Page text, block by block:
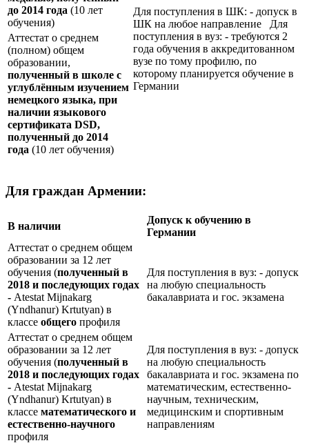
до 2014 года (10 лет
обучения)
Для поступления в ШК: - допуск в
ШК на любое направление Для
поступления в вуз: - требуются 2
года обучения в аккредитованном
вузе по тому профилю, по
которому планируется обучение в
Германии
Аттестат о среднем
(полном) общем
образовании,
полученный в школе с
углублённым изучением
немецкого языка, при
наличии языкового
сертификата DSD,
полученный до 2014
года (10 лет обучения)
Для граждан Армении:
В наличии
Допуск к обучению в
Германии
Аттестат о среднем общем
образовании за 12 лет
обучения (полученный в
2018 и последующих годах
- Atestat Mijnakarg
(Yndhanur) Krtutyan) в
классе общего профиля
Для поступления в вуз: - допуск
на любую специальность
бакалавриата и гос. экзамена
Аттестат о среднем общем
образовании за 12 лет
обучения (полученный в
2018 и последующих годах
- Atestat Mijnakarg
(Yndhanur) Krtutyan) в
классе математического и
естественно-научного
профиля
Для поступления в вуз: - допуск
на любую специальность
бакалавриата и гос. экзамена по
математическим, естественно-
научным, техническим,
медицинским и спортивным
направлениям